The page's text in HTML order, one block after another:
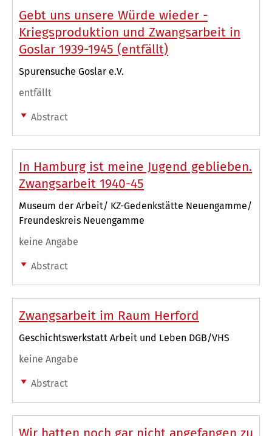
Gebt uns unsere Würde wieder -
Kriegsproduktion und Zwangsarbeit in
Goslar 1939-1945 (entfällt)
Spurensuche Goslar e.V.
entfällt
Abstract
In Hamburg ist meine Jugend geblieben.
Zwangsarbeit 1940-45
Museum der Arbeit/ KZ-Gedenkstätte Neuengamme/
Freundeskreis Neuengamme
keine Angabe
Abstract
Zwangsarbeit im Raum Herford
Geschichtswerkstatt Arbeit und Leben DGB/VHS
keine Angabe
Abstract